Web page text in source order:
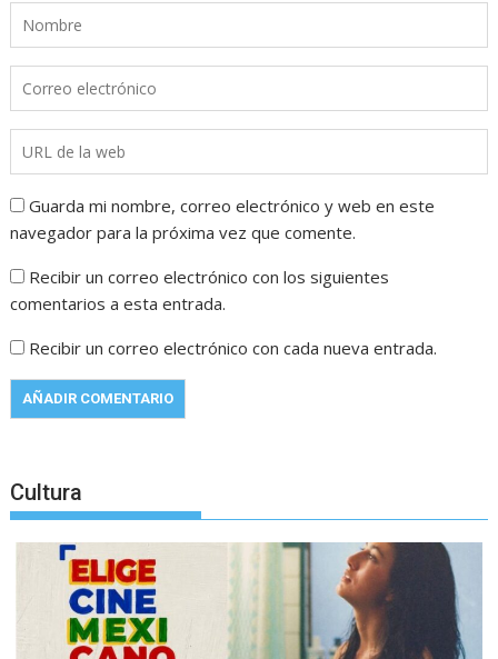
Guarda mi nombre, correo electrónico y web en este
navegador para la próxima vez que comente.
Recibir un correo electrónico con los siguientes
comentarios a esta entrada.
Recibir un correo electrónico con cada nueva entrada.
Cultura